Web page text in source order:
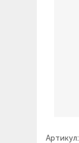
Артикул: